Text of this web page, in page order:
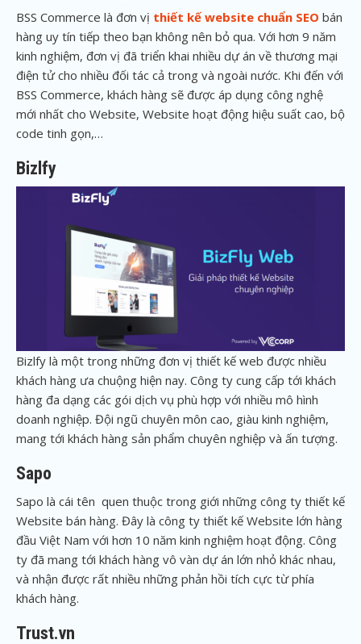
BSS Commerce là đơn vị thiết kế website chuẩn SEO bán
hàng uy tín tiếp theo bạn không nên bỏ qua. Với hơn 9 năm
kinh nghiệm, đơn vị đã triển khai nhiều dự án về thương mại
điện tử cho nhiều đối tác cả trong và ngoài nước. Khi đến với
BSS Commerce, khách hàng sẽ được áp dụng công nghệ
mới nhất cho Website, Website hoạt động hiệu suất cao, bộ
code tinh gọn,…
Bizlfy
Bizlfy là một trong những đơn vị thiết kế web được nhiều
khách hàng ưa chuộng hiện nay. Công ty cung cấp tới khách
hàng đa dạng các gói dịch vụ phù hợp với nhiều mô hình
doanh nghiệp. Đội ngũ chuyên môn cao, giàu kinh nghiệm,
mang tới khách hàng sản phẩm chuyên nghiệp và ấn tượng.
Sapo
Sapo là cái tên quen thuộc trong giới những công ty thiết kế
Website bán hàng. Đây là công ty thiết kế Website lớn hàng
đầu Việt Nam với hơn 10 năm kinh nghiệm hoạt động. Công
ty đã mang tới khách hàng vô vàn dự án lớn nhỏ khác nhau,
và nhận được rất nhiều những phản hồi tích cực từ phía
khách hàng.
Trust.vn